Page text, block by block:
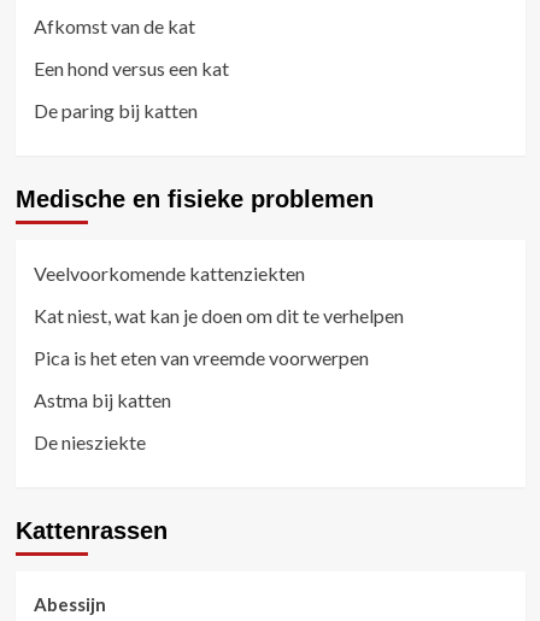
Afkomst van de kat
Een hond versus een kat
De paring bij katten
Medische en fisieke problemen
Veelvoorkomende kattenziekten
Kat niest, wat kan je doen om dit te verhelpen
Pica is het eten van vreemde voorwerpen
Astma bij katten
De niesziekte
Kattenrassen
Abessijn